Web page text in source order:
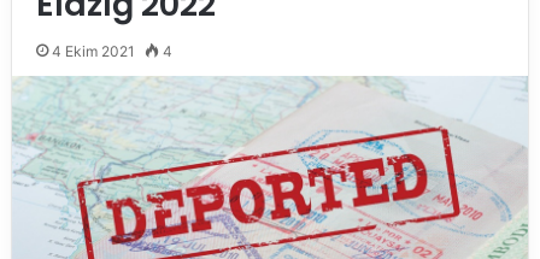
4 Ekim 2021 4